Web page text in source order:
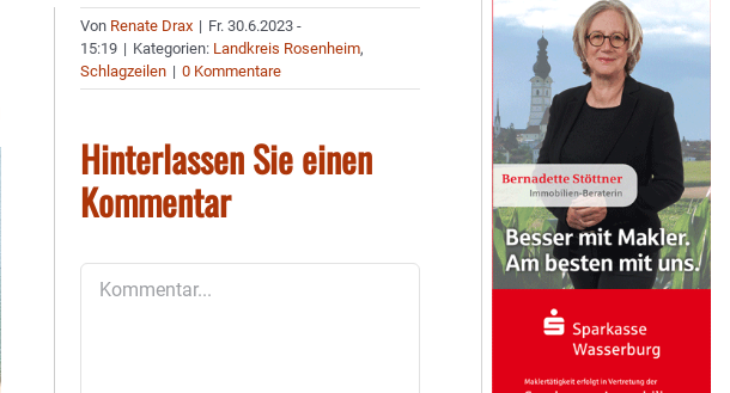
Von Renate Drax | Fr. 30.6.2023 -
15:19 | Kategorien: Landkreis Rosenheim,
Schlagzeilen | 0 Kommentare
Hinterlassen Sie einen
Kommentar